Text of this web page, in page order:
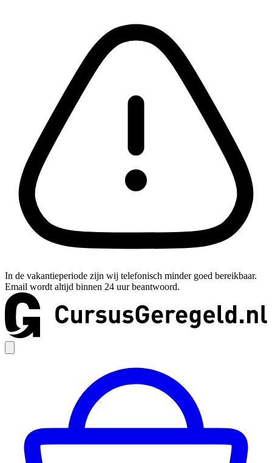
In de vakantieperiode zijn wij telefonisch minder goed bereikbaar.
Email wordt altijd binnen 24 uur beantwoord.